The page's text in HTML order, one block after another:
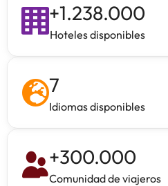
+1.238.000
Hoteles disponibles
7
Idiomas disponibles
+300.000
Comunidad de viajeros